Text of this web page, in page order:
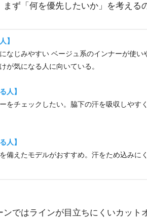
ず「何を優先したいか」を考える
】
なじみやすい ベージュ系のインナーが使い
が気になる人に向いている。
人】
をチェックしたい。脇下の汗を吸収しやす
人】
備えたモデルがおすすめ。汗をため込みに
ではラインが目立ちにくいカット